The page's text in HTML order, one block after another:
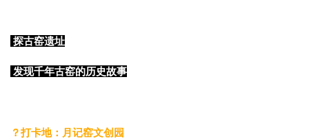
探古窑遗址
发现千年古窑的历史故事
？打卡地： 月记窑文创园